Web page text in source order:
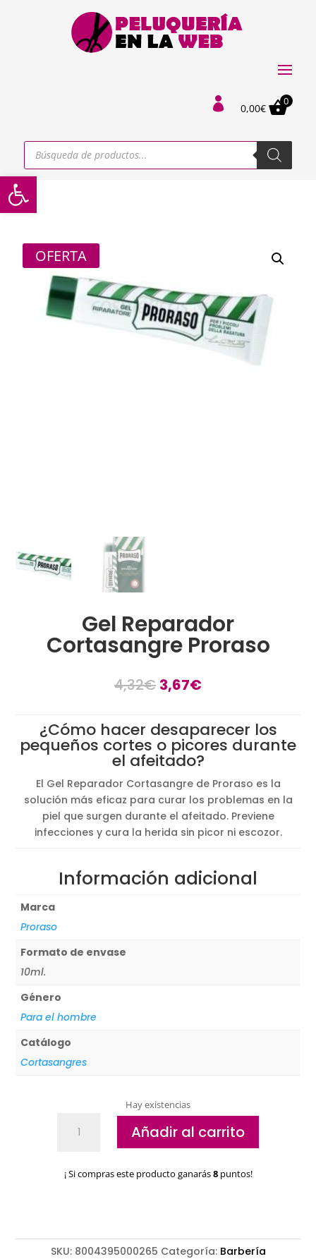
Abrir barra de herramientas
 0,00€
0
Búsqueda
productos
OFERTA
Gel Reparador
Cortasangre Proraso
4,32€ 3,67€
¿Cómo hacer desaparecer los
pequeños cortes o picores durante
el afeitado?
El Gel Reparador Cortasangre de Proraso es la
solución más eficaz para curar los problemas en la
piel que surgen durante el afeitado. Previene
infecciones y cura la herida sin picor ni escozor.
Información adicional
Marca
Proraso
Formato de envase
10ml.
Género
Para el hombre
Catálogo
Cortasangres
Hay existencias
Reparador
Proraso
Añadir al carrito
¡ Si compras este producto ganarás8puntos!
SKU: 8004395000265 Categoría: Barbería